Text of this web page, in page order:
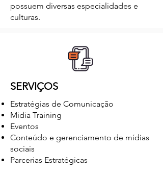
possuem diversas especialidades e
culturas.
SERVIÇOS
Estratégias de Comunicação
Midia Training
Eventos
Conteúdo e gerenciamento de mídias
sociais
Parcerias Estratégicas